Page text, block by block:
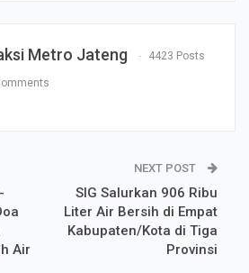
Metro Jateng 4423 Posts
Air
NEXT POST
SIG Salurkan 906 Ribu
Liter Air Bersih di Empat
Kabupaten/Kota di Tiga
Provinsi